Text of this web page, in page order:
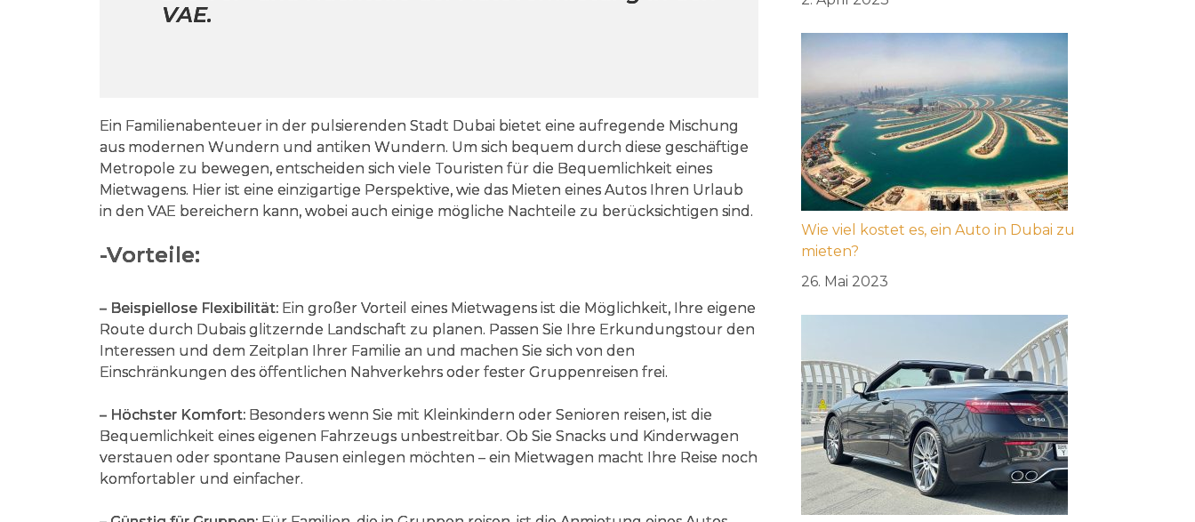
VAE.
Ein Familienabenteuer in der pulsierenden Stadt Dubai bietet eine aufregende Mischung
aus modernen Wundern und antiken Wundern. Um sich bequem durch diese geschäftige
Metropole zu bewegen, entscheiden sich viele Touristen für die Bequemlichkeit eines
Mietwagens. Hier ist eine einzigartige Perspektive, wie das Mieten eines Autos Ihren Urlaub
in den VAE bereichern kann, wobei auch einige mögliche Nachteile zu berücksichtigen sind.
-Vorteile:
– Beispiellose Flexibilität: Ein großer Vorteil eines Mietwagens ist die Möglichkeit, Ihre eigene
Route durch Dubais glitzernde Landschaft zu planen. Passen Sie Ihre Erkundungstour den
Interessen und dem Zeitplan Ihrer Familie an und machen Sie sich von den
Einschränkungen des öffentlichen Nahverkehrs oder fester Gruppenreisen frei.
– Höchster Komfort: Besonders wenn Sie mit Kleinkindern oder Senioren reisen, ist die
Bequemlichkeit eines eigenen Fahrzeugs unbestreitbar. Ob Sie Snacks und Kinderwagen
verstauen oder spontane Pausen einlegen möchten – ein Mietwagen macht Ihre Reise noch
komfortabler und einfacher.
Wie viel kostet es, ein Auto in Dubai zu
mieten?
26. Mai 2023